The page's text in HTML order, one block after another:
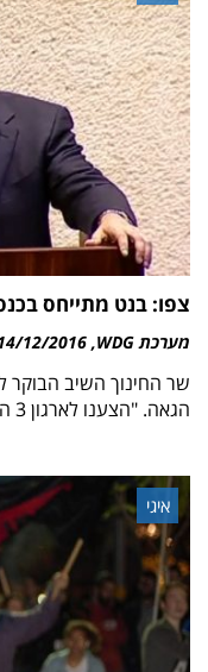
צפו: בנט מתייחס
מערכת WDG 12/2016
שר החינוך השיב הבוקר
הגאה. "הצענו לארגון 3 הצעות טקטיות שונות כדי לפתור את המצב
איגי